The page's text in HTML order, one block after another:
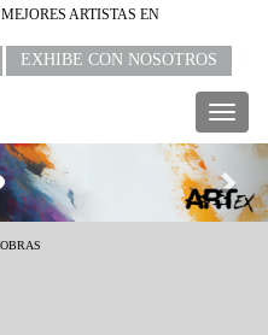
ARTISTAS EN
EXHIBE CON NOSOTROS
OBRAS